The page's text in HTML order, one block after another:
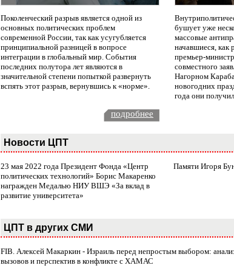
Поколенческий разрыв является одной из
основных политических проблем
современной России, так как усугубляется
принципиальной разницей в вопросе
интеграции в глобальный мир. События
последних полутора лет являются в
значительной степени попыткой развернуть
вспять этот разрыв, вернувшись к «норме».
бушует уже
массовые
начавшиеся, как
премьер-
совместного
Нагорном
новогодних
года они
подробнее
Новости ЦПТ
23 мая 2022 года Президент Фонда «Центр
политических технологий» Борис Макаренко
награжден Медалью НИУ ВШЭ «За вклад в
развитие университета»
Памяти Игоря
ЦПТ в других СМИ
FIB. Алексей Макаркин - Израиль перед непростым выбором:
вызовов и перспектив в конфликте с ХАМАС